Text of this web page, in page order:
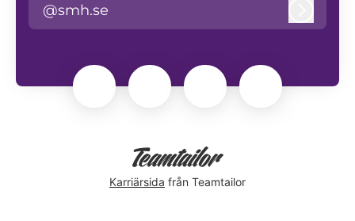
@smh.se
Karriärsida från Teamtailor